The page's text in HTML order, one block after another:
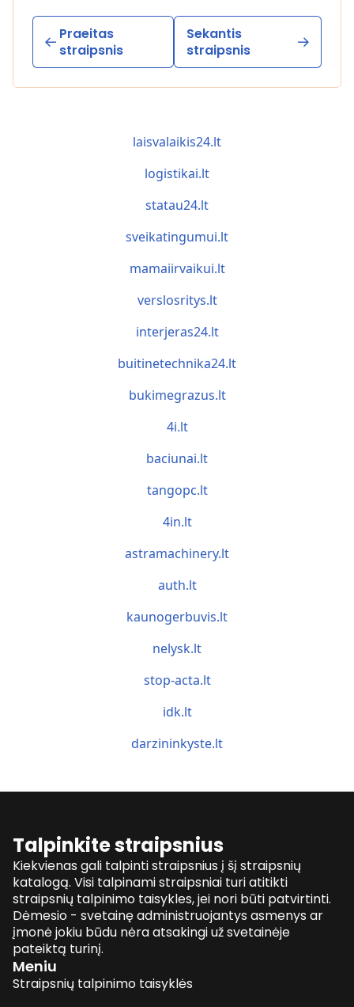
Praeitas
straipsnis
Sekantis
straipsnis
laisvalaikis24.lt
logistikai.lt
statau24.lt
sveikatingumui.lt
mamaiirvaikui.lt
verslosritys.lt
interjeras24.lt
buitinetechnika24.lt
bukimegrazus.lt
4i.lt
baciunai.lt
tangopc.lt
4in.lt
astramachinery.lt
auth.lt
kaunogerbuvis.lt
nelysk.lt
stop-acta.lt
idk.lt
darzininkyste.lt
Talpinkite straipsnius
Kiekvienas gali talpinti straipsnius į šį straipsnių
katalogą. Visi talpinami straipsniai turi atitikti
straipsnių talpinimo taisykles, jei nori būti patvirtinti.
Dėmesio - svetainę administruojantys asmenys ar
įmonė jokiu būdu nėra atsakingi už svetainėje
pateiktą turinį.
Meniu
Straipsnių talpinimo taisyklės